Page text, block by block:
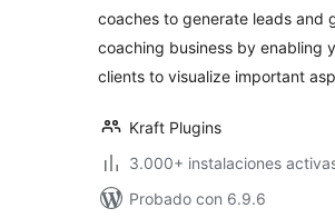
coaches to generate leads and
coaching business by enabling
clients to visualize important
Kraft Plugins
3.000+ instalaciones
Probado con 6.9.6